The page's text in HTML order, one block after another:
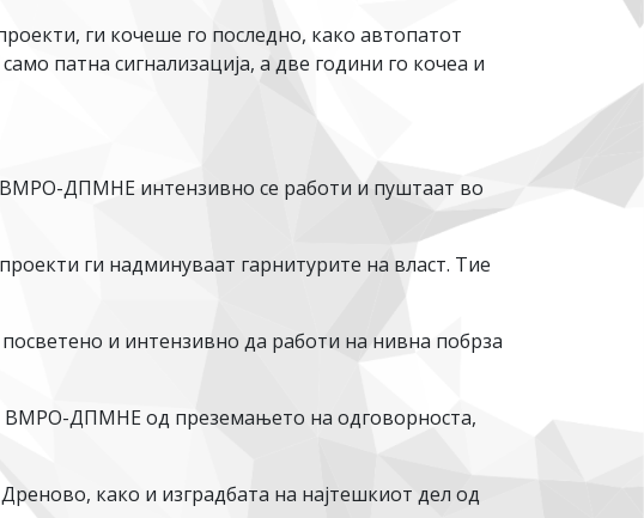
ги кочеше го последно, како автопатот
патна сигнализација, а две години го кочеа и
ВМРО-ДПМНЕ интензивно се работи и пуштаат во
ги надминуваат гарнитурите на власт. Тие
и интензивно да работи на нивна побрза
ВМРО-ДПМНЕ од преземањето на одговорноста,
како и изградбата на најтешкиот дел од